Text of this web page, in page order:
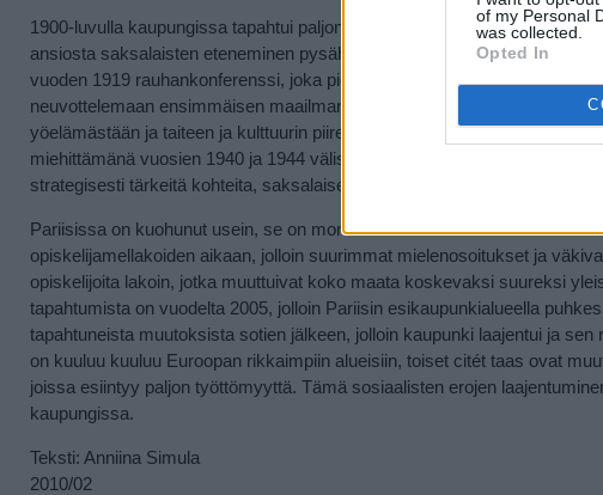
of my Personal
was collected.
Opted In
1900-luvulla kaupungissa tapahtui paljon. Ensimmäisessä
ansiosta saksalaisten eteneminen pysähtyi hyvin lähelle Pariisia ja
vuoden 1919 rauhankonferenssi, joka pidettiin Pariisissa. Konferenssi
neuvottelemaan ensimmäisen maailmansodan jälkeisistä
yöelämästään ja taiteen ja kulttuurin piireistään ja kaupunkiin virtasi
miehittämänä vuosien 1940 ja 1944 välisenä aikana, mutta kaupunki ei
strategisesti tärkeitä kohteita, saksalaiset eivät perääntyessäänkään
Pariisissa on kuohunut usein, se on monesti ollut koko maata
opiskelijamellakoiden aikaan, jolloin suurimmat mielenosoitukset ja
opiskelijoita lakoin, jotka muuttuivat koko maata koskevaksi suureksi
tapahtumista on vuodelta 2005, jolloin Pariisin esikaupunkialueella
tapahtuneista muutoksista sotien jälkeen, jolloin kaupunki laajentui ja
on kuuluu kuuluu Euroopan rikkaimpiin alueisiin, toiset citét taas ovat
joissa esiintyy paljon työttömyyttä. Tämä sosiaalisten erojen
kaupungissa.
Teksti: Anniina Simula
2010/02